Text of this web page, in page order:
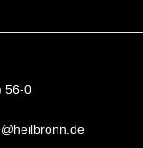
56-0